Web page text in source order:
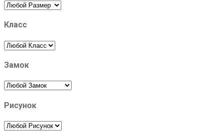
Класс
Замок
Рисунок